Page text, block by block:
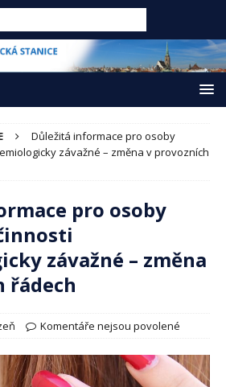
Důležitá informace pro osoby
závažné – změna v provozních
pro osoby
závažné – změna
řádech
Komentáře nejsou povolené